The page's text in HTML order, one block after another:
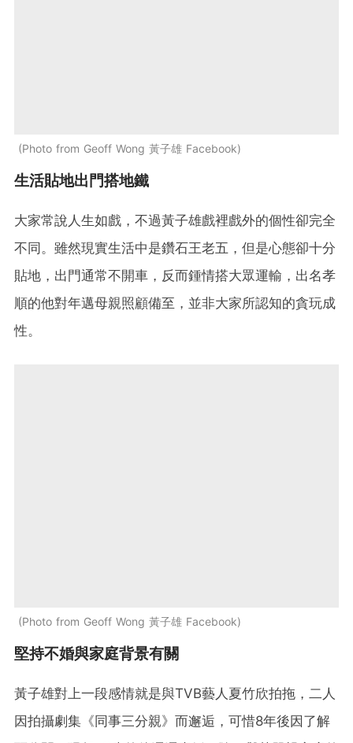
Photo from Geoff Wong 黃子雄 Facebook
生活貼地出門搭地鐵
大家常說人生如戲，不過黃子雄戲裡戲外的個性卻完全
不同。雖然現實生活中是鑽石王老五，但是心態卻十分
貼地，出門通常不開車，反而鍾情搭大眾運輸，出名孝
順的他對年邁母親照顧備至，並非大家所認知的貪玩成
性。
Photo from Geoff Wong 黃子雄 Facebook
堅持不婚與家庭背景有關
黃子雄對上一段感情就是與TVB藝人夏竹欣拍拖，二人
因拍攝劇集《同事三分親》而邂逅，可惜8年後因了解